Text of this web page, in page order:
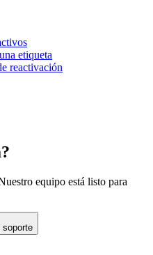
etiqueta
reactivación
equipo está listo para
soporte